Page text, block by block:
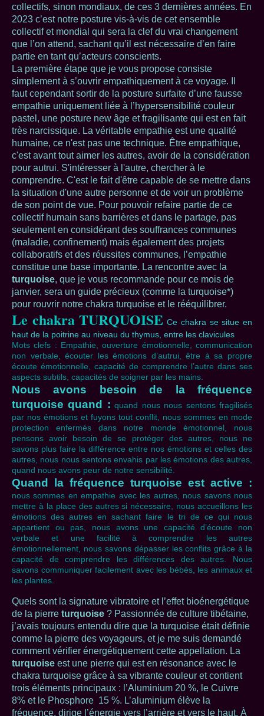
collectifs, sinon mondiaux, de ces 3 dernières années. En
2023 c’est notre posture vis-à-vis de cet ensemble
collectif et mondial qui sera la clef du vrai changement
que l’on attend, sachant qu’il est nécessaire d’en faire
partie en tant qu’acteurs conscients.
La première étape que je vous propose consiste
simplement à s’ouvrir empathiquement à ce voyage. Il
faut cependant sortir de la posture surfaite d’une fausse
empathie uniquement liée à l’hypersensibilité couleur
pastel, une posture new âge et fragilisante qui est en fait
très narcissique. La véritable empathie est une qualité
humaine, ce n'est pas une technique. Être empathique,
c'est avant tout aimer les autres, avoir de la considération
pour autrui. S'intéresser à l'autre, chercher à le
comprendre. C'est le fait d'être capable de se mettre dans
la situation d'une autre personne et de voir un problème
de son point de vue. Pour pouvoir refaire partie de ce
collectif humain sans barrières et dans le partage, pas
seulement en considérant des souffrances communes
(maladie, confinement) mais également des projets
collaboratifs et des réussites communes, l’empathie
constitue une base importante. La rencontre avec la
turquoise, que je vous recommande pour ce mois de
janvier, sera un guide précieux (comme la turquoise*)
pour rouvrir notre chakra turquoise et le rééquilibrer.
Le chakra TURQUOISE Ce chakra se situe en
haut de la poitrine au niveau du thymus, entre les clavicules
Mots clefs : Empathie, ouverture émotionnelle, communication
non verbale, écouter les émotions d’autrui, être à sa propre
écoute émotionnelle, capacité de comprendre l’autre dans ses
aspects subtils, capacités de soigner par les mains.
Nous avons besoin de la fréquence
turquoise quand : quand nous nous sentons fragilisés
par nos émotions et fuyons tout conflit, nous sommes en mode
protection enfermés dans notre monde émotionnel, nous
pensons avoir besoin de se protéger des autres, nous ne
savons plus faire la différence entre nos émotions et celles des
autres, nous nous sentons envahis par les émotions des autres,
quand nous avons peur de notre sensibilité.
Quand la fréquence turquoise est active :
nous sommes en empathie avec les autres, nous savons nous
mettre à la place des autres si nécessaire, nous accueillons les
émotions des autres en sachant faire le tri de ce qui nous
appartient ou pas, nous avons une capacité d’écoute non
verbale et une facilité à comprendre les autres
émotionnellement, nous savons dépasser les conflits grâce à la
capacité de comprendre les différences des autres. Nous
savons communiquer facilement avec les bébés, les animaux et
les plantes.
Quels sont la signature vibratoire et l’effet bioénergétique
de la pierre turquoise ? Passionnée de culture tibétaine,
j’avais toujours entendu dire que la turquoise était définie
comme la pierre des voyageurs, et je me suis demandé
comment vérifier énergétiquement cette appellation. La
turquoise est une pierre qui est en résonance avec le
chakra turquoise grâce à sa vibrante couleur et contient
trois éléments principaux : l’Aluminium 20 %, le Cuivre
8% et le Phosphore 15 %. L’aluminium élève la
fréquence, dirige l’énergie vers l’arrière et vers le haut. À